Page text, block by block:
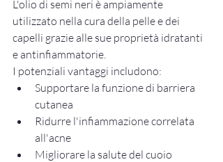
L'olio di semi neri è ampiamente
utilizzato nella cura della pelle e dei
capelli grazie alle sue proprietà idratanti
e antinfiammatorie.
I potenziali vantaggi includono:
Supportare la funzione di barriera
cutanea
Ridurre l'infiammazione correlata
all'acne
Migliorare la salute del cuoio